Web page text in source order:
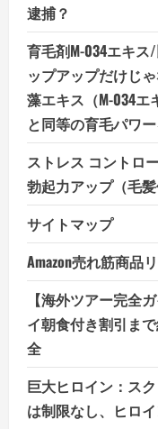
逮捕？
育毛剤M-034エキ
ップアップだけじ
藻エキス（M-034
と同等の育毛パワ
ストレス コントロ
勃起力アップ（毛髪
サイトマップ
Amazon売れ筋商品
【海外ツアー完全
イ朝食付き割引ま
全
巨大ヒロイン：ス
は制限なし、ヒロ